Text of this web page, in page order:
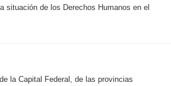
situación de los Derechos Humanos en el
la Capital Federal, de las provincias